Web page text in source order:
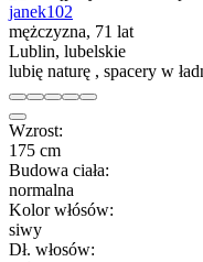
janek102
mężczyzna, 71 lat
Lublin, lubelskie
lubię naturę , spacery w
Wzrost:
175 cm
Budowa ciała:
normalna
Kolor włósów:
siwy
Dł. włosów: